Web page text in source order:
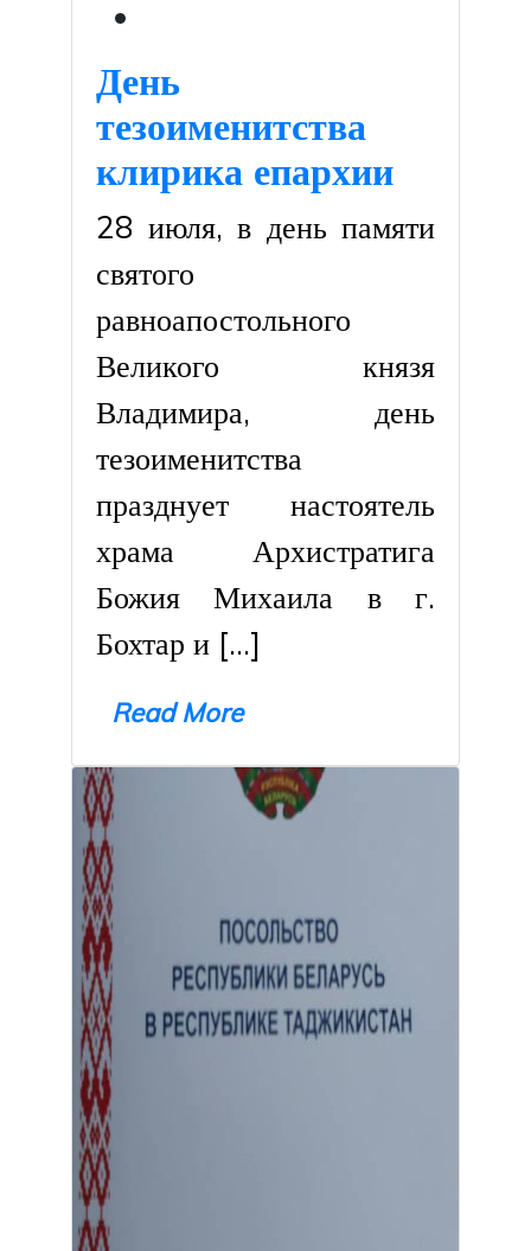
День
тезоименитства
клирика епархии
28 июля, в день памяти
святого
равноапостольного
Великого князя
Владимира, день
тезоименитства
празднует настоятель
храма Архистратига
Божия Михаила в г.
Бохтар и […]
Read More